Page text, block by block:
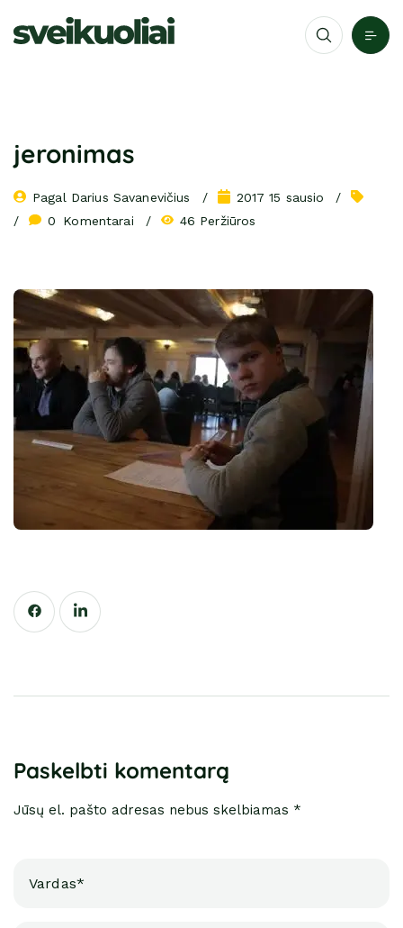
jeronimas
Pagal Darius Savanevičius
2017 15 sausio
0
Komentarai 46 Peržiūros
Paskelbti komentarą
Jūsų el. pašto adresas nebus skelbiamas *